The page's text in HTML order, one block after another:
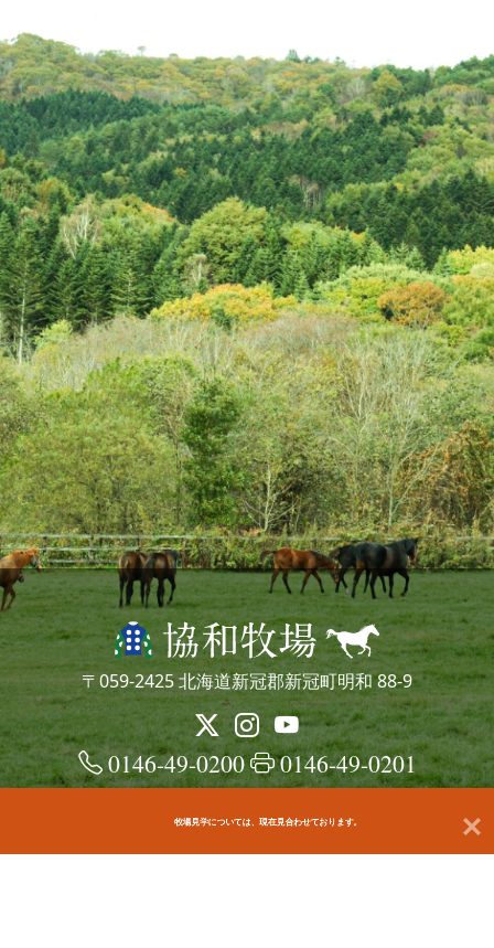
〒059-2425 北海道新冠郡新冠町明和 88-9
0146-49-0200 0146-49-0201
牧場見学については、現在見合わせております。